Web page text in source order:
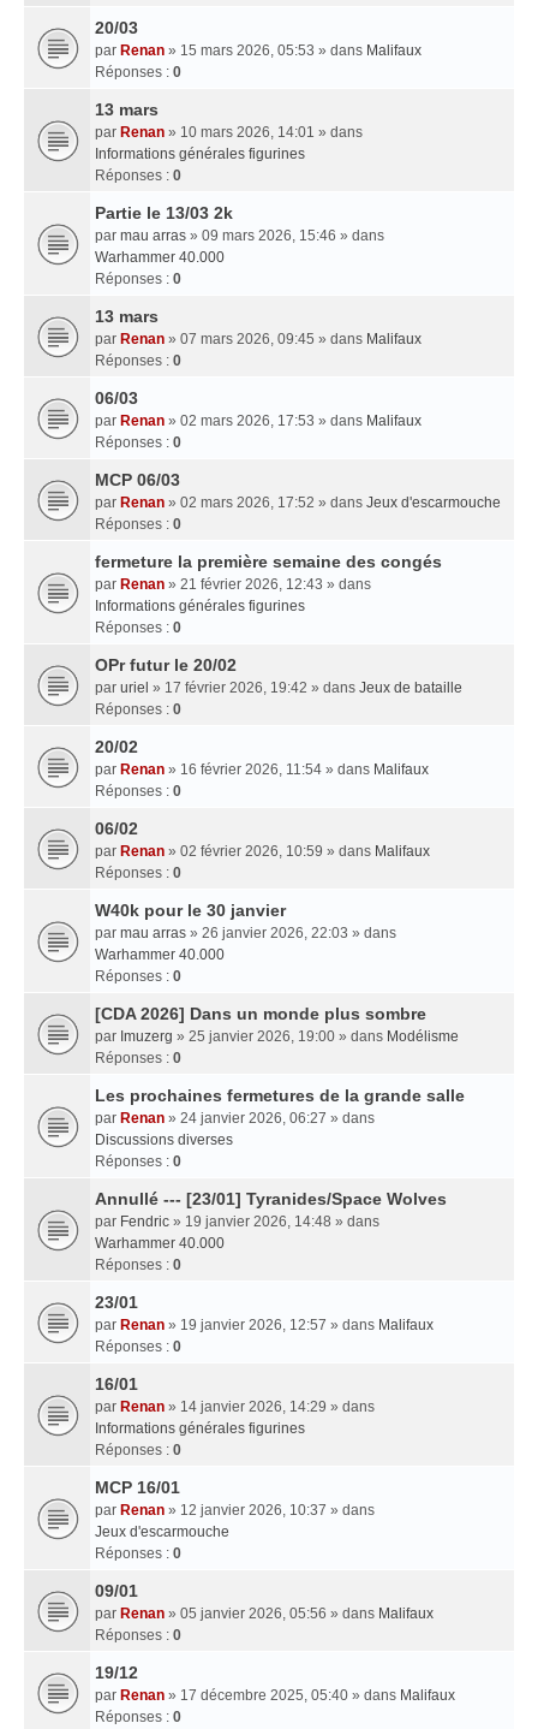
20/03
par Renan » 15 mars 2026, 05:53 » dans Malifaux
Réponses : 0
13 mars
par Renan » 10 mars 2026, 14:01 » dans
Informations générales figurines
Réponses : 0
Partie le 13/03 2k
par mau arras » 09 mars 2026, 15:46 » dans
Warhammer 40.000
Réponses : 0
13 mars
par Renan » 07 mars 2026, 09:45 » dans Malifaux
Réponses : 0
06/03
par Renan » 02 mars 2026, 17:53 » dans Malifaux
Réponses : 0
MCP 06/03
par Renan » 02 mars 2026, 17:52 » dans Jeux d'escarmouche
Réponses : 0
fermeture la première semaine des congés
par Renan » 21 février 2026, 12:43 » dans
Informations générales figurines
Réponses : 0
OPr futur le 20/02
par uriel » 17 février 2026, 19:42 » dans Jeux de bataille
Réponses : 0
20/02
par Renan » 16 février 2026, 11:54 » dans Malifaux
Réponses : 0
06/02
par Renan » 02 février 2026, 10:59 » dans Malifaux
Réponses : 0
W40k pour le 30 janvier
par mau arras » 26 janvier 2026, 22:03 » dans
Warhammer 40.000
Réponses : 0
[CDA 2026] Dans un monde plus sombre
par Imuzerg » 25 janvier 2026, 19:00 » dans Modélisme
Réponses : 0
Les prochaines fermetures de la grande salle
par Renan » 24 janvier 2026, 06:27 » dans
Discussions diverses
Réponses : 0
Annullé --- [23/01] Tyranides/Space Wolves
par Fendric » 19 janvier 2026, 14:48 » dans
Warhammer 40.000
Réponses : 0
23/01
par Renan » 19 janvier 2026, 12:57 » dans Malifaux
Réponses : 0
16/01
par Renan » 14 janvier 2026, 14:29 » dans
Informations générales figurines
Réponses : 0
MCP 16/01
par Renan » 12 janvier 2026, 10:37 » dans
Jeux d'escarmouche
Réponses : 0
09/01
par Renan » 05 janvier 2026, 05:56 » dans Malifaux
Réponses : 0
19/12
par Renan » 17 décembre 2025, 05:40 » dans Malifaux
Réponses : 0